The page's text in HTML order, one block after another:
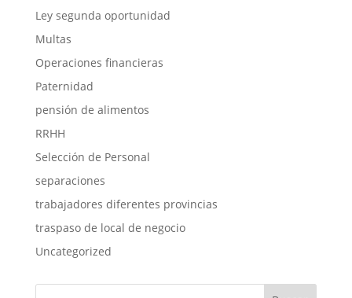
Ley segunda oportunidad
Multas
Operaciones financieras
Paternidad
pensión de alimentos
RRHH
Selección de Personal
separaciones
trabajadores diferentes provincias
traspaso de local de negocio
Uncategorized